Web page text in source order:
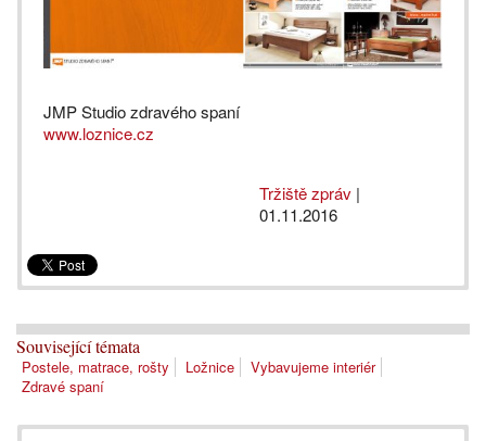
JMP Studio zdravého spaní
www.loznice.cz
Tržiště zpráv |
01.11.2016
Související témata
Postele, matrace, rošty Ložnice
Vybavujeme interiér
Zdravé spaní